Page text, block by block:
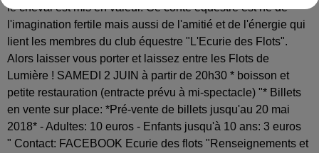
le cheval est mis en valeur. Ce conte équestre est né de
l'imagination fertile mais aussi de l'amitié et de l'énergie qui
lient les membres du club équestre "L'Ecurie des Flots".
Alors laisser vous porter et laissez entre les Flots de
Lumière ! SAMEDI 2 JUIN à partir de 20h30 * boisson et
petite restauration (entracte prévu à mi-spectacle) "* Billets
en vente sur place: *Pré-vente de billets jusqu'au 20 mai
2018* - Adultes: 10 euros - Enfants jusqu'à 10 ans: 3 euros
" Contact: FACEBOOK Ecurie des flots "Renseignements et